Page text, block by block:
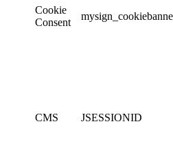
Cookie
Consent
CMS JSESSIONID